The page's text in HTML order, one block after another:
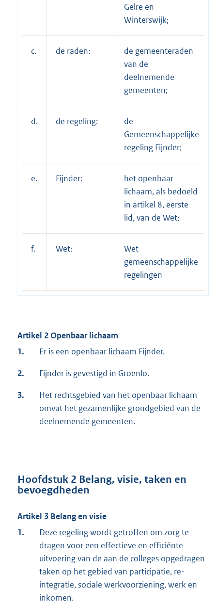
Gelre en
Winterswijk;
c. de raden:
de gemeenteraden
van de
deelnemende
gemeenten;
d. de regeling:
de
Gemeenschappelijke
regeling Fijnder;
e. Fijnder:
het openbaar
lichaam, als bedoeld
in artikel 8, eerste
lid, van de Wet;
f. Wet:
Wet
gemeenschappelijke
regelingen
Artikel 2 Openbaar lichaam
1.
Er is een openbaar lichaam Fijnder.
2. Fijnder is gevestigd in Groenlo.
3.
Het rechtsgebied van het openbaar lichaam
omvat het gezamenlijke grondgebied van de
deelnemende gemeenten.
Hoofdstuk 2 Belang, visie, taken en
bevoegdheden
Artikel 3 Belang en visie
1.
Deze regeling wordt getroffen om zorg te
dragen voor een effectieve en efficiënte
uitvoering van de aan de colleges opgedragen
taken op het gebied van participatie, re-
integratie, sociale werkvoorziening, werk en
inkomen.